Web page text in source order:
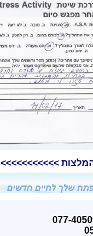
>>>>>>>>>>>